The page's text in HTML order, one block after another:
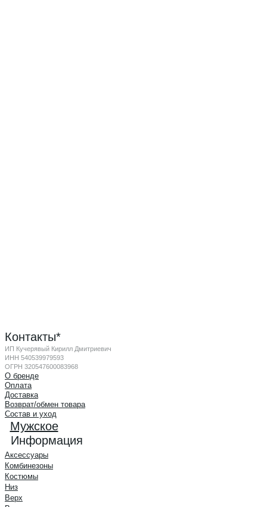
Контакты*
ИП Кучерявый Кирилл Дмитриевич
ИНН 540539979593
ОГРН 320547600083968
О бренде
Оплата
Доставка
Возврат/обмен товара
Состав и уход
Мужское
Информация
Аксессуары
Комбинезоны
Костюмы
Низ
Верх